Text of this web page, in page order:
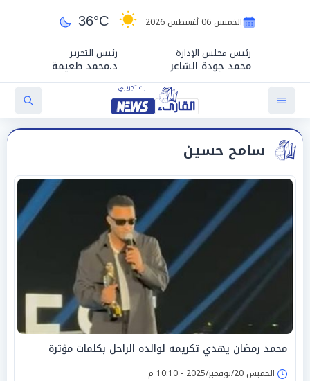
الخميس 06 أغسطس 2026 36°C
رئيس مجلس الإدارة
محمد جودة الشاعر
رئيس التحرير
د.محمد طعيمة
سامح حسين
محمد رمضان يهدي تكريمه لوالده الراحل بكلمات مؤثرة
الخميس 20/نوفمبر/2025 - 10:10 م